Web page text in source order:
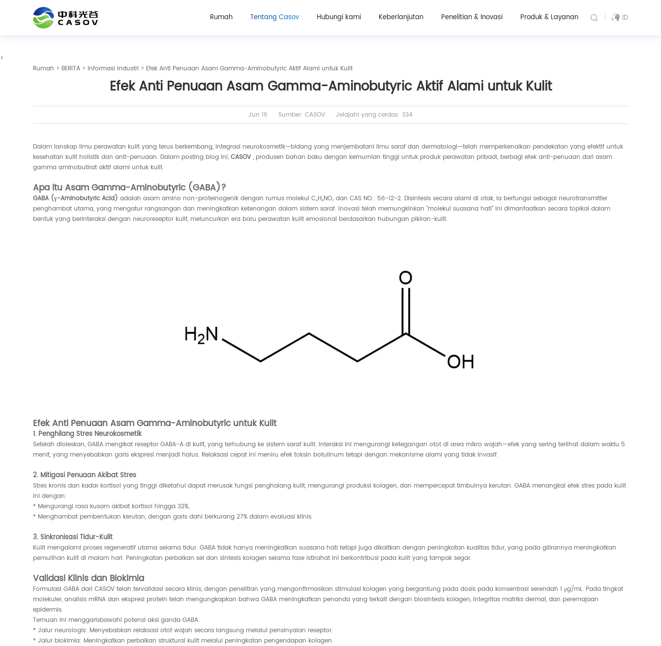
Rumah Tentang Casov Hubungi kami Keberlanjutan Penelitian & Inovasi Produk & Layanan ID
>
Rumah > BERITA > Informasi Industri > Efek Anti Penuaan Asam Gamma-Aminobutyric Aktif Alami untuk Kulit
Efek Anti Penuaan Asam Gamma-Aminobutyric Aktif Alami untuk Kulit
Jun 16 Sumber: CASOV Jelajahi yang cerdas: 334
Dalam lanskap ilmu perawatan kulit yang terus berkembang, integrasi neurokosmetik—bidang yang menjembatani ilmu saraf dan dermatologi—telah memperkenalkan pendekatan yang efektif untuk
kesehatan kulit holistik dan anti-penuaan. Dalam posting blog ini,CASOV, produsen bahan baku dengan kemurnian tinggi untuk produk perawatan pribadi, berbagi efek anti-penuaan dari asam
gamma aminobutirat aktif alami untuk kulit.
Apa itu Asam Gamma-Aminobutyric (GABA)?
GABA (γ-Aminobutyric Acid) adalah asam amino non-proteinogenik dengan rumus molekul C₄H₉NO₂ dan CAS NO.: 56-12-2. Disintesis secara alami di otak, ia berfungsi sebagai neurotransmitter
penghambat utama, yang mengatur rangsangan dan meningkatkan ketenangan dalam sistem saraf. Inovasi telah memungkinkan "molekul suasana hati" ini dimanfaatkan secara topikal dalam
bentuk yang berinteraksi dengan neuroreseptor kulit, meluncurkan era baru perawatan kulit emosional berdasarkan hubungan pikiran-kulit.
Efek Anti Penuaan Asam Gamma-Aminobutyric untuk Kulit
1. Penghilang Stres Neurokosmetik
Setelah dioleskan, GABA mengikat reseptor GABA-A di kulit, yang terhubung ke sistem saraf kulit. Interaksi ini mengurangi ketegangan otot di area mikro wajah—efek yang sering terlihat dalam waktu 5
menit, yang menyebabkan garis ekspresi menjadi halus. Relaksasi cepat ini meniru efek toksin botulinum tetapi dengan mekanisme alami yang tidak invasif.
2. Mitigasi Penuaan Akibat Stres
Stres kronis dan kadar kortisol yang tinggi diketahui dapat merusak fungsi penghalang kulit, mengurangi produksi kolagen, dan mempercepat timbulnya kerutan. GABA menangkal efek stres pada kulit
ini dengan:
* Mengurangi rasa kusam akibat kortisol hingga 32%,
* Menghambat pembentukan kerutan, dengan garis dahi berkurang 27% dalam evaluasi klinis.
3. Sinkronisasi Tidur-Kulit
Kulit mengalami proses regeneratif utama selama tidur. GABA tidak hanya meningkatkan suasana hati tetapi juga dikaitkan dengan peningkatan kualitas tidur, yang pada gilirannya meningkatkan
pemulihan kulit di malam hari. Peningkatan perbaikan sel dan sintesis kolagen selama fase istirahat ini berkontribusi pada kulit yang tampak segar.
Validasi Klinis dan Biokimia
Formulasi GABA dari CASOV telah tervalidasi secara klinis, dengan penelitian yang mengonfirmasikan stimulasi kolagen yang bergantung pada dosis pada konsentrasi serendah 1 μg/mL. Pada tingkat
molekuler, analisis mRNA dan ekspresi protein telah mengungkapkan bahwa GABA meningkatkan penanda yang terkait dengan biosintesis kolagen, integritas matriks dermal, dan peremajaan
epidermis.
Temuan ini menggarisbawahi potensi aksi ganda GABA:
* Jalur neurologis: Menyebabkan relaksasi otot wajah secara langsung melalui pensinyalan reseptor.
* Jalur biokimia: Meningkatkan perbaikan struktural kulit melalui peningkatan pengendapan kolagen.